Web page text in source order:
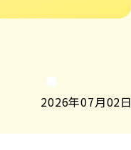
2026年07月02日